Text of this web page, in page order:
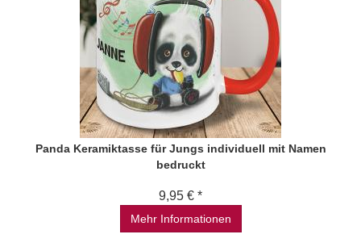
Panda Keramiktasse für Jungs individuell mit Namen
bedruckt
9,95 € *
Mehr Informationen